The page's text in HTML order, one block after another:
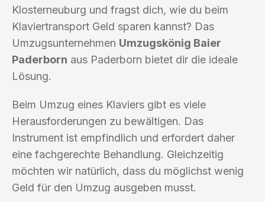
Klosterneuburg und fragst dich, wie du beim
Klaviertransport Geld sparen kannst? Das
Umzugsunternehmen Umzugskönig Baier
Paderborn aus Paderborn bietet dir die ideale
Lösung.
Beim Umzug eines Klaviers gibt es viele
Herausforderungen zu bewältigen. Das
Instrument ist empfindlich und erfordert daher
eine fachgerechte Behandlung. Gleichzeitig
möchten wir natürlich, dass du möglichst wenig
Geld für den Umzug ausgeben musst.